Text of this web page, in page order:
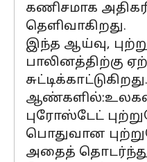
கணிசமாக
தெளிவாகிறது.
இந்த ஆய்வு,
பாலினத்திற்கு
சுட்டிக்காட்டுகிறது.
புரோஸ்டேட்
பொதுவான
அதைத்